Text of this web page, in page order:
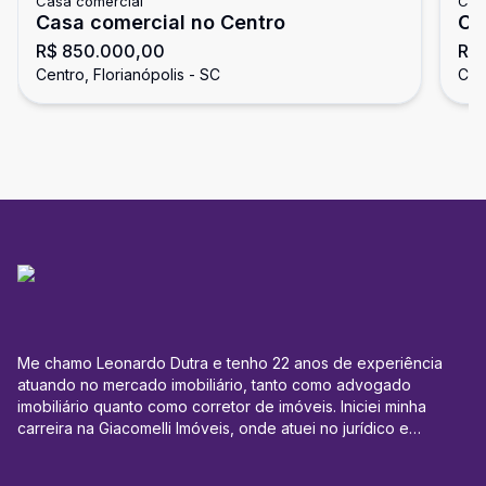
Casa comercial no Centro
R$ 850.000,00
Centro, Florianópolis - SC
Me chamo Leonardo Dutra e tenho 22 anos de experiência
atuando no mercado imobiliário, tanto como advogado
imobiliário quanto como corretor de imóveis. Iniciei minha
carreira na Giacomelli Imóveis, onde atuei no jurídico e